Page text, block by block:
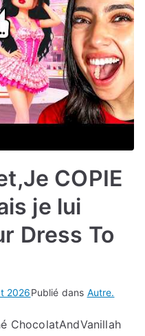
COPIE
je lui
Dress To
2026Publié dans Autre.
ChocolatAndVanillah